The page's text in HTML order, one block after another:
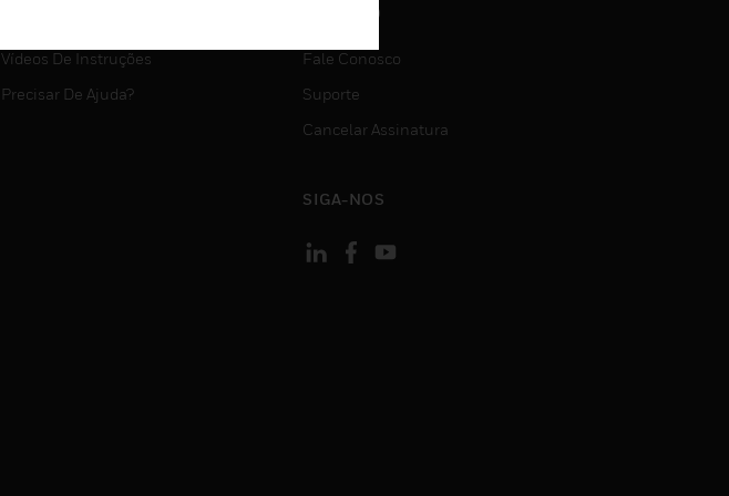
Vídeos De Instruções
Precisar De Ajuda?
CONTATO
Fale Conosco
Suporte
Cancelar Assinatura
SIGA-NOS